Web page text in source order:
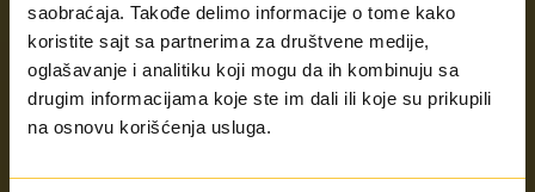
saobraćaja. Takođe delimo informacije o tome kako
koristite sajt sa partnerima za društvene medije,
oglašavanje i analitiku koji mogu da ih kombinuju sa
drugim informacijama koje ste im dali ili koje su prikupili
na osnovu korišćenja usluga.
KONTAKT